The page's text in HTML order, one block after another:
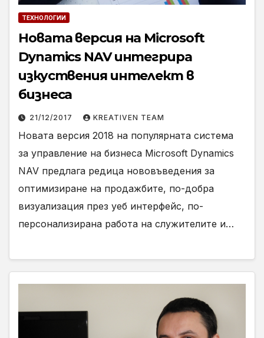
ТЕХНОЛОГИИ
Новата версия на Microsoft
Dynamics NAV интегрира
изкуствения интелект в
бизнеса
21/12/2017 KREATIVEN TEAM
Новата версия 2018 на популярната система
за управление на бизнеса Microsoft Dynamics
NAV предлага редица нововъведения за
оптимизиране на продажбите, по-добра
визуализация през уеб интерфейс, по-
персонализирана работа на служителите и…